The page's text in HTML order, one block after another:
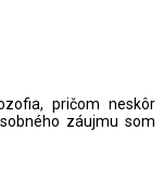
pričom neskôr
záujmu som